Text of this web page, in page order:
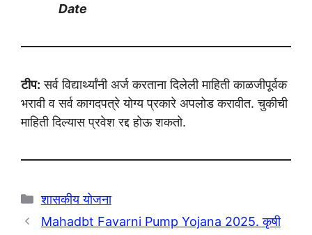
Date
टीप: सर्व विद्यार्थ्यांनी अर्ज करताना दिलेली माहिती काळजीपूर्वक
भरावी व सर्व कागदपत्रे योग्य प्रकारे अपलोड करावीत. चुकीची
माहिती दिल्यास प्रवेश रद्द होऊ शकतो.
Categories
शासकीय योजना
Mahadbt Favarni Pump Yojana 2025. कृषी